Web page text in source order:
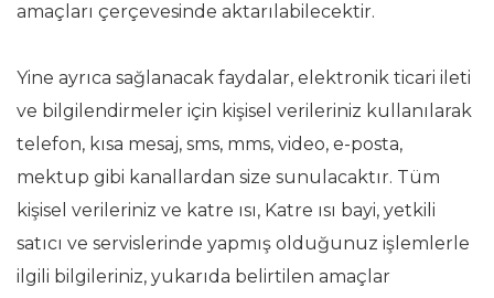
amaçları çerçevesinde aktarılabilecektir.
Yine ayrıca sağlanacak faydalar, elektronik ticari ileti
ve bilgilendirmeler için kişisel verileriniz kullanılarak
telefon, kısa mesaj, sms, mms, video, e-posta,
mektup gibi kanallardan size sunulacaktır. Tüm
kişisel verileriniz ve katre ısı, Katre ısı bayi, yetkili
satıcı ve servislerinde yapmış olduğunuz işlemlerle
ilgili bilgileriniz, yukarıda belirtilen amaçlar